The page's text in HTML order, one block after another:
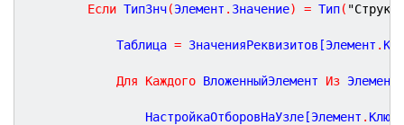
Если ТипЗнч(Элемент . Значение) = Тип(
			Таблица
= ЗначенияРеквизитов[Элемент .
Для Каждого ВложенныйЭлемент Из Элемент
				НастройкаОтборовНаУзле[Элемент
.